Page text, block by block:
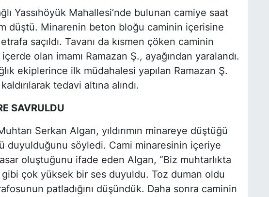
Yassıhöyük Mahallesi’nde bulunan camiye saat
düştü. Minarenin beton bloğu caminin içerisine
saçıldı. Tavanı da kısmen çöken caminin
içerde olan imamı Ramazan Ş., ayağından yaralandı.
ekiplerince ilk müdahalesi yapılan Ramazan Ş.
tedavi altına alındı.
SAVRULDU
Serkan Algan, yıldırımın minareye düştüğü
duyulduğunu söyledi. Cami minaresinin içeriye
oluştuğunu ifade eden Algan, “Biz muhtarlıkta
çok yüksek bir ses duyuldu. Toz duman oldu
patladığını düşündük. Daha sonra caminin